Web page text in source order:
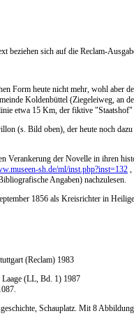
beziehen sich auf die Reclam-
Form heute nicht mehr, wohl aber
Koldenbüttel (Ziegeleiweg, an
etwa 15 Km, der fiktive "Staatshof"
(s. Bild oben), der heute noch
Verankerung der Novelle in ihren
sh.de/ml/inst.php?inst=132 ,
Angaben) nachzulesen.
1856 als Kreisrichter in
(Reclam) 1983
(LL, Bd. 1) 1987
Schauplatz. Mit 8